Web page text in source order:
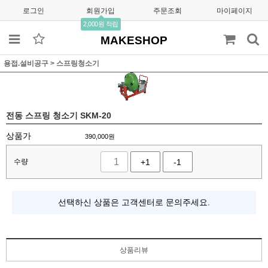
로그인 회원가입
2,000원 적립
주문조회 마이페이지
MAKESHOP
용접.설비공구 > 스프링청소기
전동 스프링 청소기 SKM-20
상품가 390,000원
수량 +1 -1
선택하신 상품은 고객센터로 문의주세요.
상품리뷰